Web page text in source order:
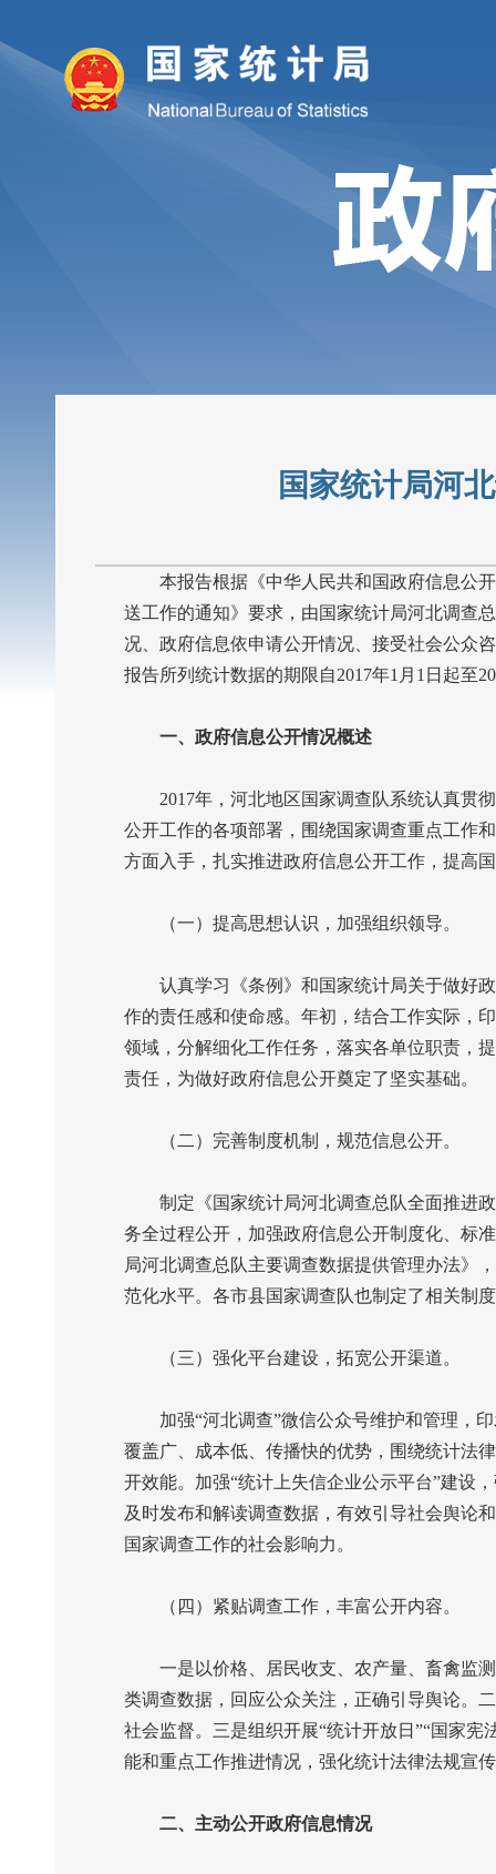
国家统计局河
本报告根据《中华人民共和国政府信息公开
送工作的通知》要求，由国家统计局河北调查
况、政府信息依申请公开情况、接受社会公众
报告所列统计数据的期限自2017年1 月 1 日起至
一、政府信息公开情况概述
2017年，河北地区国家调查队系统认真贯
公开工作的各项部署，围绕国家调查重点工作
方面入手，扎实推进政府信息公开工作，提高
（一）提高思想认识，加强组织领导。
认真学习《条例》和国家统计局关于做好政
作的责任感和使命感。年初，结合工作实际，
领域，分解细化工作任务，落实各单位职责，
责任，为做好政府信息公开奠定了坚实基础。
（二）完善制度机制，规范信息公开。
制定《国家统计局河北调查总队全面推进政
务全过程公开，加强政府信息公开制度化、标
局河北调查总队主要调查数据提供管理办法》
范化水平。各市县国家调查队也制定了相关制
（三）强化平台建设，拓宽公开渠道。
加强“河北调查”微信公众号维护和管理，印
覆盖广、成本低、传播快的优势，围绕统计法
开效能。加强“统计上失信企业公示平台”建设
及时发布和解读调查数据，有效引导社会舆论
国家调查工作的社会影响力。
（四）紧贴调查工作，丰富公开内容。
一是以价格、居民收支、农产量、畜禽监测
类调查数据，回应公众关注，正确引导舆论。
社会监督。三是组织开展“统计开放日”“国家
能和重点工作推进情况，强化统计法律法规宣
二、主动公开政府信息情况